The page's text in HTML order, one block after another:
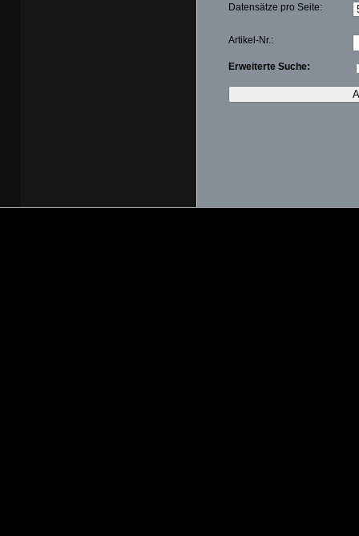
Datensätze pro Seite:
Artikel-Nr.:
Erweiterte Suche: